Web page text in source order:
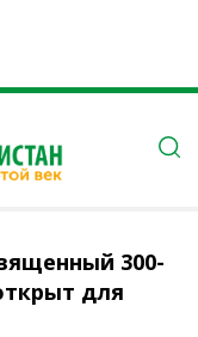
300-
для